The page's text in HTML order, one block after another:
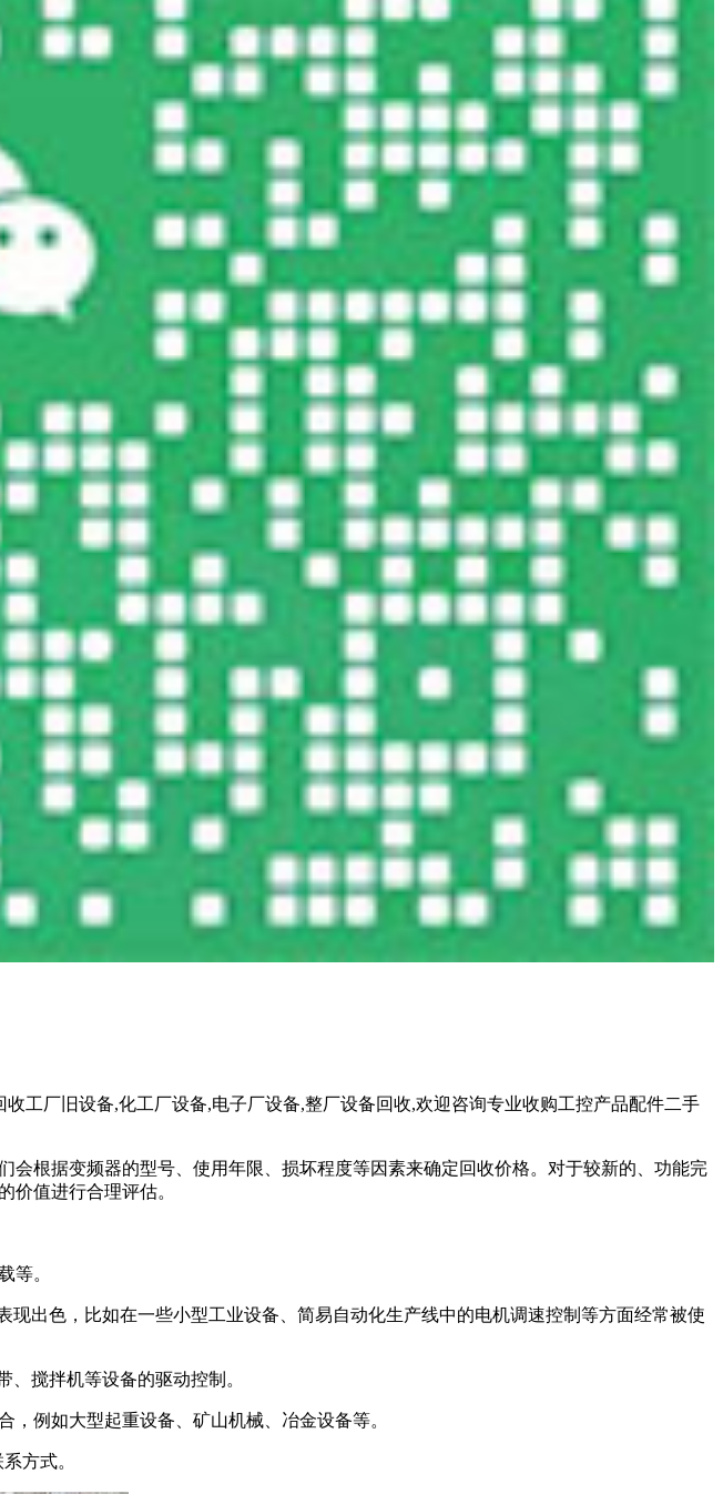
收工厂旧设备,化工厂设备,电子厂设备,整厂设备回收,欢迎咨询专业收购工控产品配件二手
根据变频器的型号、使用年限、损坏程度等因素来确定回收价格。对于较新的、功能完
价值进行合理评估。
等。
出色，比如在一些小型工业设备、简易自动化生产线中的电机调速控制等方面经常被使
搅拌机等设备的驱动控制。
例如大型起重设备、矿山机械、冶金设备等。
方式。